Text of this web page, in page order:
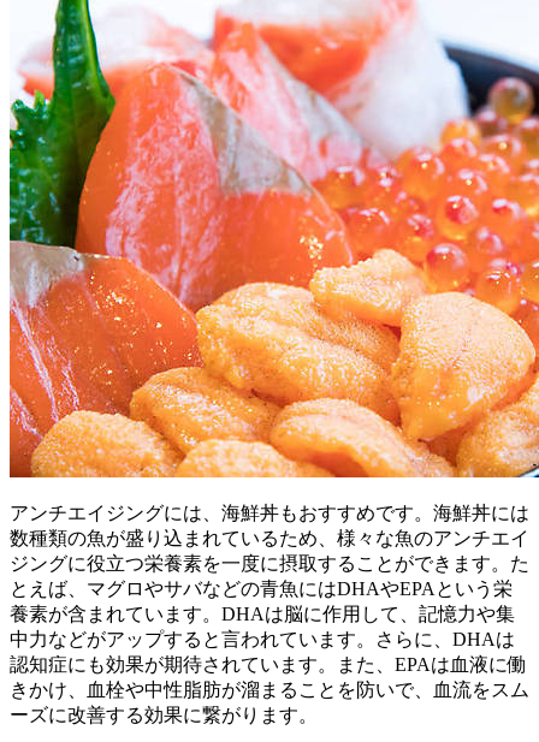
アンチエイジングには、海鮮丼もおすすめです。海鮮丼には
数種類の魚が盛り込まれているため、様々な魚のアンチエイ
ジングに役立つ栄養素を一度に摂取することができます。た
とえば、マグロやサバなどの青魚にはDHAやEPAという栄
養素が含まれています。DHAは脳に作用して、記憶力や集
中力などがアップすると言われています。さらに、DHAは
認知症にも効果が期待されています。また、EPAは血液に働
きかけ、血栓や中性脂肪が溜まることを防いで、血流をスム
ーズに改善する効果に繋がります。